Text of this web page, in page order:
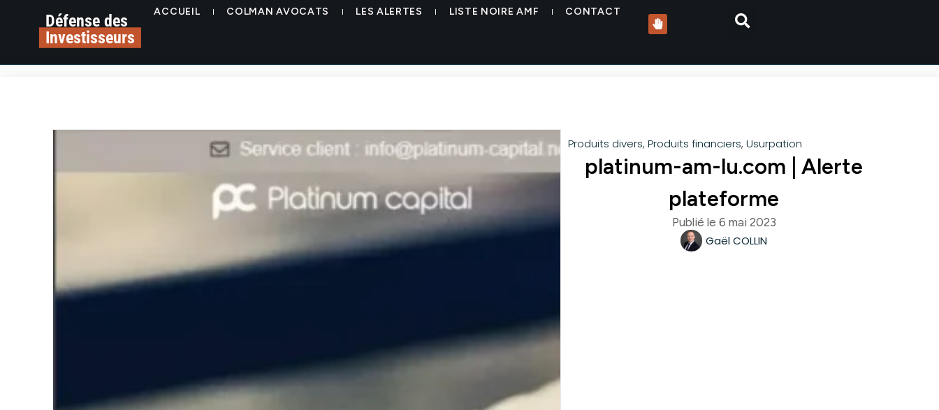
Défense des
Investisseurs
ACCUEIL COLMAN AVOCATS LES ALERTES LISTE NOIRE AMF CONTACT
Produits divers,Produits financiers,Usurpation
platinum-am-lu.com | Alerte
plateforme
Publié le 6 mai 2023
Gaël COLLIN